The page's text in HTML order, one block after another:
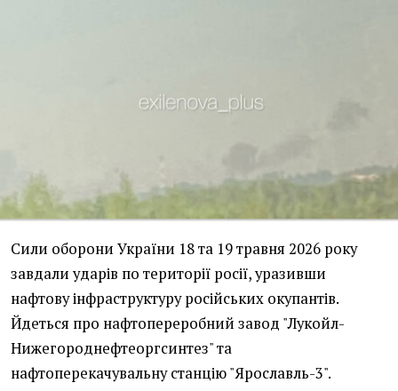
Сили оборони України 18 та 19 травня 2026 року
завдали ударів по території росії, уразивши
нафтову інфраструктуру російських окупантів.
Йдеться про нафтопереробний завод "Лукойл-
Нижегороднефтеоргсинтез" та
нафтоперекачувальну станцію "Ярославль-3".